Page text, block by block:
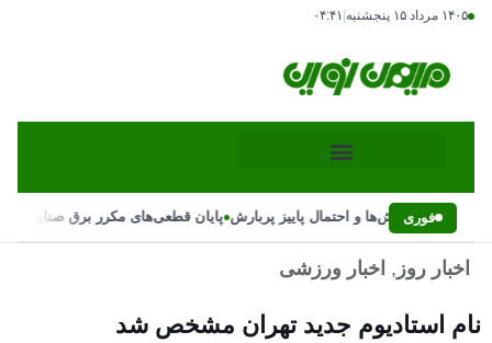
۱۴۰۵ مرداد ۱۵ پنجشنبه ۰۴:۴۱
فوری
ناگهانی بارش‌ها و احتمال پاییز پربارش•پایان قطعی‌های مکرر برق صنایع با
اخبار روز , اخبار ورزشی
نام استادیوم جدید تهران مشخص شد